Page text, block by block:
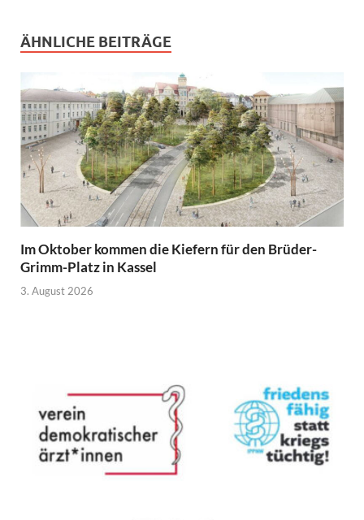
ÄHNLICHE BEITRÄGE
Im Oktober kommen die Kiefern für den Brüder-
Grimm-Platz in Kassel
3. August 2026